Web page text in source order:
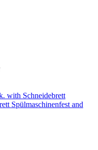
with Schneidebrett
Spülmaschinenfest and